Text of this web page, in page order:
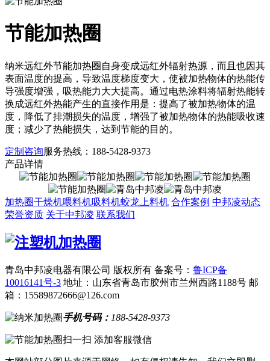
节能加热圈
纳米远红外节能加热圈自身变成远红外辐射热源，而且也因其
表面温度的提高，导致温度梯度变大，使被加热物体的热能传
导强度增强，吸热能力大大提高。通过电热涂料将辐射热能转
换成远红外热能产生的直接作用是：提高了被加热物体的温
度，降低了排潮损失的温度，增强了被加热物体的热能吸收速
度；减少了热能损失，达到节能的目的。
定制咨询服务热线： 188-5428-9373
产品详情
加热圈干燥机喂料机吸料机蛟龙上料机 合作案例 中邦凌动态
荣誉资质 关于中邦凌 联系我们
青岛中邦凌电器有限公司 版权所有 备案号： 鲁ICP备
10016141号-3 地址：山东省青岛市胶州市兰州西路1188号 邮
箱：15589872666@126.com
手机号码： 188-5428-9373
扫一扫 添加客服微信